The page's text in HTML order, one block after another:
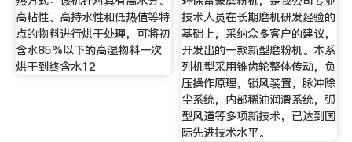
高粘性、高持水性和低热值等特
点的物料进行烘干处理，可将初
含水85%以下的高湿物料一次
烘干到终含水12
技术人员在长期磨机研发经验的
基础上，采纳众多客户的建议，
开发出的一款新型磨粉机。本系
列机型采用锥齿轮整体传动，负
压操作原理，锁风装置，脉冲除
尘系统，内部稀油润滑系统，弧
型风道等多项新技术，已达到国
际先进技术水平。